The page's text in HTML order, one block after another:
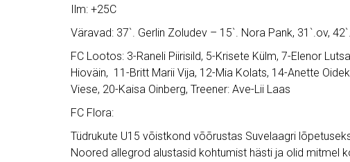
Ilm: +25C
Väravad: 37`. Gerlin Zoludev – 15`. Nora Pank, 31`.ov,
FC Lootos: 3-Raneli Piirisild, 5-Krisete Külm, 7-Elenor
Hioväin, 11-Britt Marii Vija, 12-Mia Kolats, 14-Anette
Viese, 20-Kaisa Oinberg, Treener: Ave-Lii Laas
FC Flora:
Tüdrukute U15 võistkond võõrustas Suvelaagri
Noored allegrod alustasid kohtumist hästi ja olid mitmel